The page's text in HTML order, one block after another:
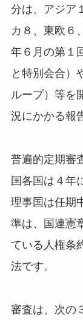
分は、アジア
カ８、東欧６
年６月の第１
と特別会合）
ループ）等を
況にかかる報
普遍的定期審
国各国は４年
理事国は任期
準は、国連憲
ている人権条
法です。
審査は、次の